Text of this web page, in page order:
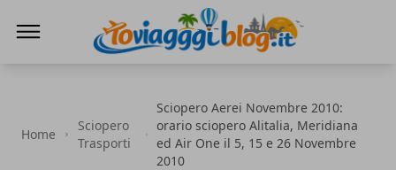
Home
Sciopero
Trasporti
Sciopero Aerei Novembre 2010:
orario sciopero Alitalia, Meridiana
ed Air One il 5, 15 e 26 Novembre
2010